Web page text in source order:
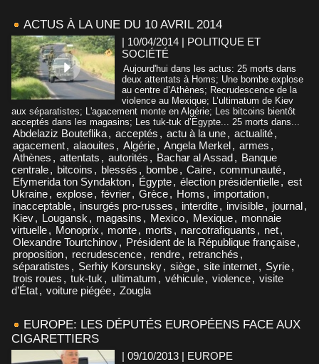
ACTUS À LA UNE DU 10 AVRIL 2014
| 10/04/2014 | POLITIQUE ET
SOCIÉTÉ
Aujourd'hui dans les actus: 25 morts dans
deux attentats à Homs; Une bombe explose
au centre d’Athènes; Recrudescence de la
violence au Mexique; L’ultimatum de Kiev
aux séparatistes; L'agacement monte en Algérie; Les bitcoins bientôt
acceptés dans les magasins; Les tuk-tuk d’Égypte... 25 morts dans...
Abdelaziz Bouteflika, acceptés , actu à la une, actualité,
agacement, alaouites , Algérie, Angela Merkel, armes ,
Athènes , attentats , autorités , Bachar al Assad, Banque
centrale, bitcoins , blessés , bombe, Caire, communauté,
Efymerida ton Syndakton, Égypte, élection présidentielle, est
Ukraine, explose, février, Grèce, Homs , importation,
inacceptable, insurgés pro-russes , interdite, invisible, journal,
Kiev, Lougansk , magasins , Mexico, Mexique, monnaie
virtuelle, Monoprix , monte, morts , narcotrafiquants , net,
Olexandre Tourtchinov, Président de la République française,
proposition, recrudescence, rendre, retranchés ,
séparatistes , Serhiy Korsunsky, siège, site internet, Syrie,
trois roues , tuk-tuk , ultimatum , véhicule, violence, visite
d’État, voiture piégée, Zougla
EUROPE: LES DÉPUTÉS EUROPÉENS FACE AUX
CIGARETTIERS
| 09/10/2013 | EUROPE